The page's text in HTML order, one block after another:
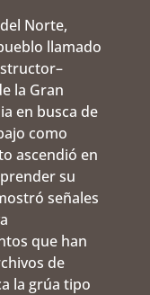
Norte,
llamado
la Gran
en busca de
como
ascendió en
su
señales
que han
de
la grúa tipo